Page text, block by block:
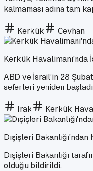
kalmaması adına tam
Kerkük Ceyhan
Kerkük Havalimanı'nda
ABD ve İsrail’in 28
seferleri yeniden
Irak Kerkük
Dışişleri
Dışişleri Bakanlığı
olduğu bildirildi.